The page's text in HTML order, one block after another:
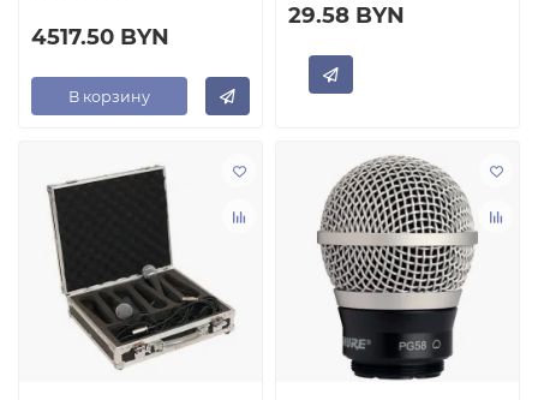
4517.50 BYN
В корзину
29.58 BYN